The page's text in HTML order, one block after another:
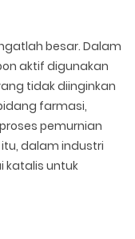
besar. Dalam
aktif digunakan
tidak diinginkan
farmasi,
pemurnian
dalam industri
katalis untuk